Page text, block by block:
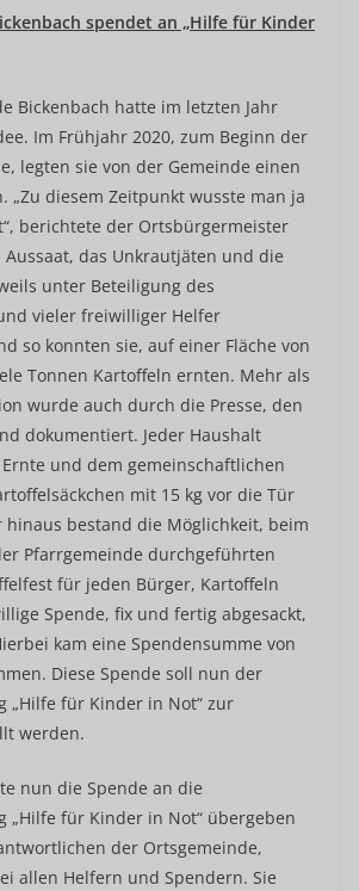
spendet an „Hilfe für Kinder
Bickenbach hatte im letzten Jahr
Im Frühjahr 2020, zum Beginn der
legten sie von der Gemeinde einen
„Zu diesem Zeitpunkt wusste man ja
berichtete der Ortsbürgermeister
Aussaat, das Unkrautjäten und die
unter Beteiligung des
vieler freiwilliger Helfer
so konnten sie, auf einer Fläche von
Tonnen Kartoffeln ernten. Mehr als
wurde auch durch die Presse, den
dokumentiert. Jeder Haushalt
und dem gemeinschaftlichen
mit 15 kg vor die Tür
hinaus bestand die Möglichkeit, beim
Pfarrgemeinde durchgeführten
für jeden Bürger, Kartoffeln
Spende, fix und fertig abgesackt,
kam eine Spendensumme von
Diese Spende soll nun der
„Hilfe für Kinder in Not“ zur
werden.
nun die Spende an die
„Hilfe für Kinder in Not“ übergeben
der Ortsgemeinde,
allen Helfern und Spendern. Sie